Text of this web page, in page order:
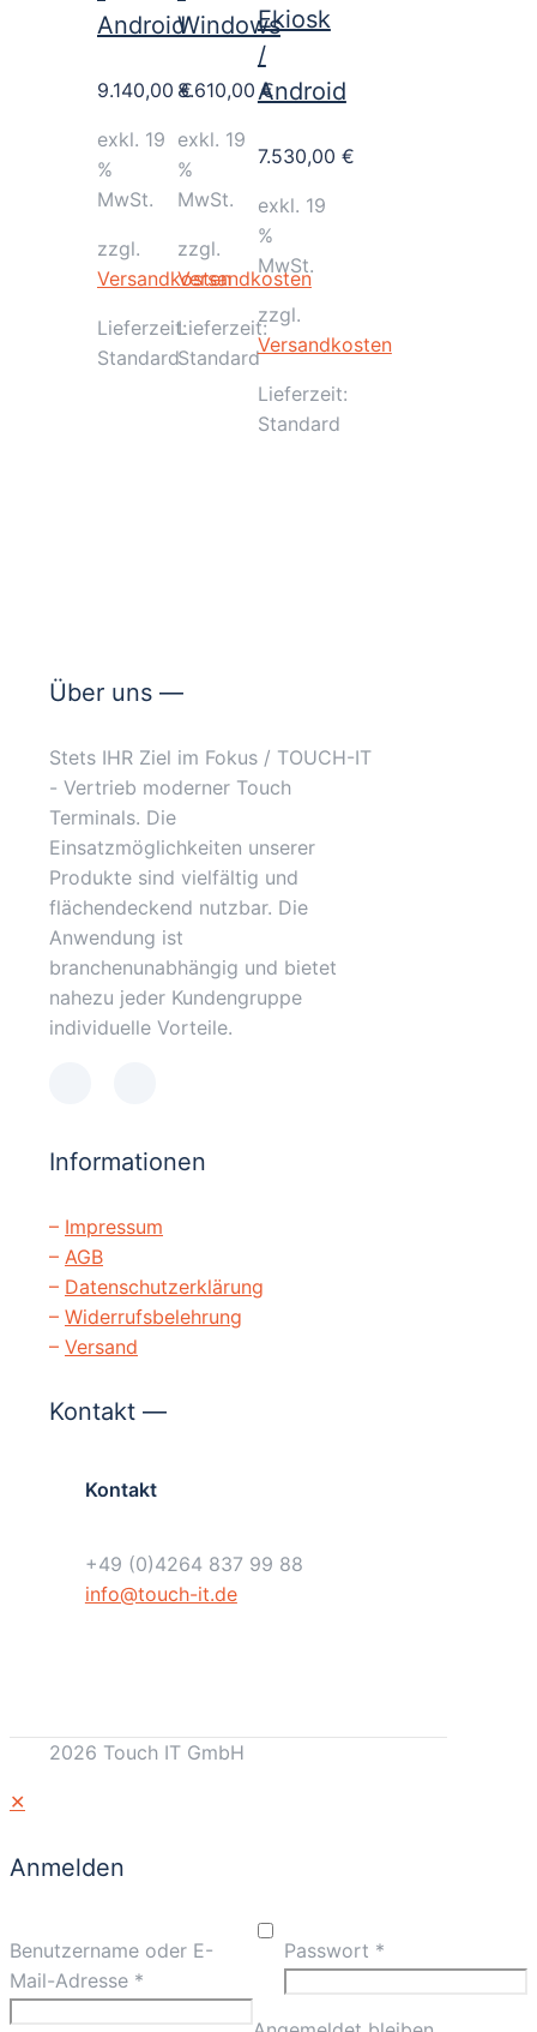
Android
9.140,00€
exkl. 19
%
MwSt.
zzgl.
Versandkosten
Lieferzeit:
Standard
Windows
8.610,00€
exkl. 19
%
MwSt.
zzgl.
Versandkosten
Lieferzeit:
Standard
Ekiosk
/
Android
7.530,00 €
exkl. 19
%
MwSt.
zzgl.
Versandkosten
Lieferzeit:
Standard
Über uns —
Stets IHR Ziel im Fokus / TOUCH-IT
- Vertrieb moderner Touch
Terminals. Die
Einsatzmöglichkeiten unserer
Produkte sind vielfältig und
flächendeckend nutzbar. Die
Anwendung ist
branchenunabhängig und bietet
nahezu jeder Kundengruppe
individuelle Vorteile.
Informationen
– Impressum
– AGB
– Datenschutzerklärung
– Widerrufsbelehrung
– Versand
Kontakt —
Kontakt
+49 (0)4264 837 99 88
info@touch-it.de
2026 Touch IT GmbH
✕
Anmelden
Benutzername oder E-
Mail-Adresse *
Passwort *